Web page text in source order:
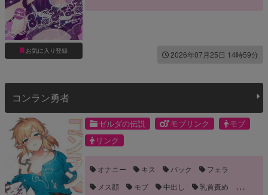
お気に入り登録 2026年07月25日 14時59分
コンラン勇者
ゼルダの伝説 モブリンク
モブ
リンク
オナニー キス バック
フェラ
メス顔
モブ 中出し
乳首責め